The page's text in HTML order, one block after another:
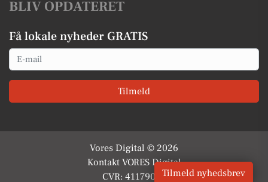
BLIV OPDATERET
Få lokale nyheder GRATIS
Email
Tilmeld
Vores Digital © 2026
Kontakt VORES Digital
CVR: 41179082Tilmeld nyhedsbrev